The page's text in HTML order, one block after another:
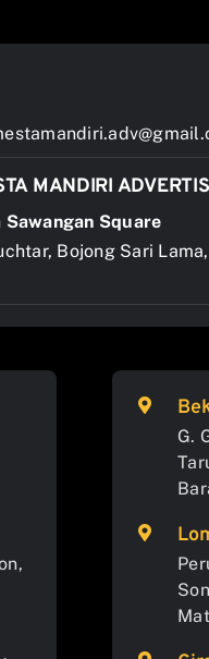
MANDIRI
Sawangan Square
Bojong Sari
G.